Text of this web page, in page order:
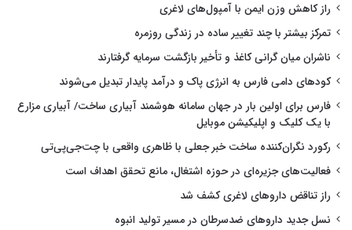
راز کاهش وزن ایمن با آمپول‌های لاغری
تمرکز بیشتر با چند تغییر ساده در زندگی روزمره
ناشران میان گرانی کاغذ و تأخیر بازگشت سرمایه گرفتارند
کودهای دامی فارس به انرژی پاک و درآمد پایدار تبدیل می‌شوند
فارس برای اولین بار در جهان سامانه هوشمند آبیاری ساخت/ آبیاری مزارع
با یک کلیک و اپلیکیشن موبایل
رکورد نگران‌کننده ساخت خبر جعلی با ظاهری واقعی با چت‌جی‌پی‌تی
فعالیت‌های جزیره‌ای در حوزه اشتغال، مانع تحقق اهداف است
راز تناقض داروهای لاغری کشف شد
نسل جدید داروهای ضدسرطان در مسیر تولید انبوه